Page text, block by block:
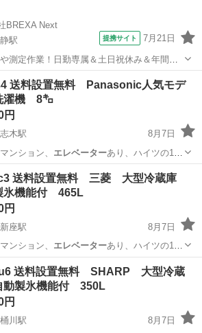
BREXA Next
駅
提携サイト 7月21日
測定作業！日勤専属＆土日祝休み＆年間休
内作業★マイカー通勤OK＆無料駐車場あり
制度あり！《茨城県常陸大宮市》 人気の
造工...
静駅 その他
送料設置無料 Panasonic人気モデ
機 8㌔
円
木駅
8月7日
ンション、 エレベーターあり、ハイツの1階
駅 生活家電 ショップ
送料設置無料 三菱 大型冷蔵庫
氷機能付 465L
円
座駅
8月7日
ンション、 エレベーターあり、ハイツの1階
生活家電 ショップ
送料設置無料 SHARP 大型冷蔵
製氷機能付 350L
円
川駅
8月7日